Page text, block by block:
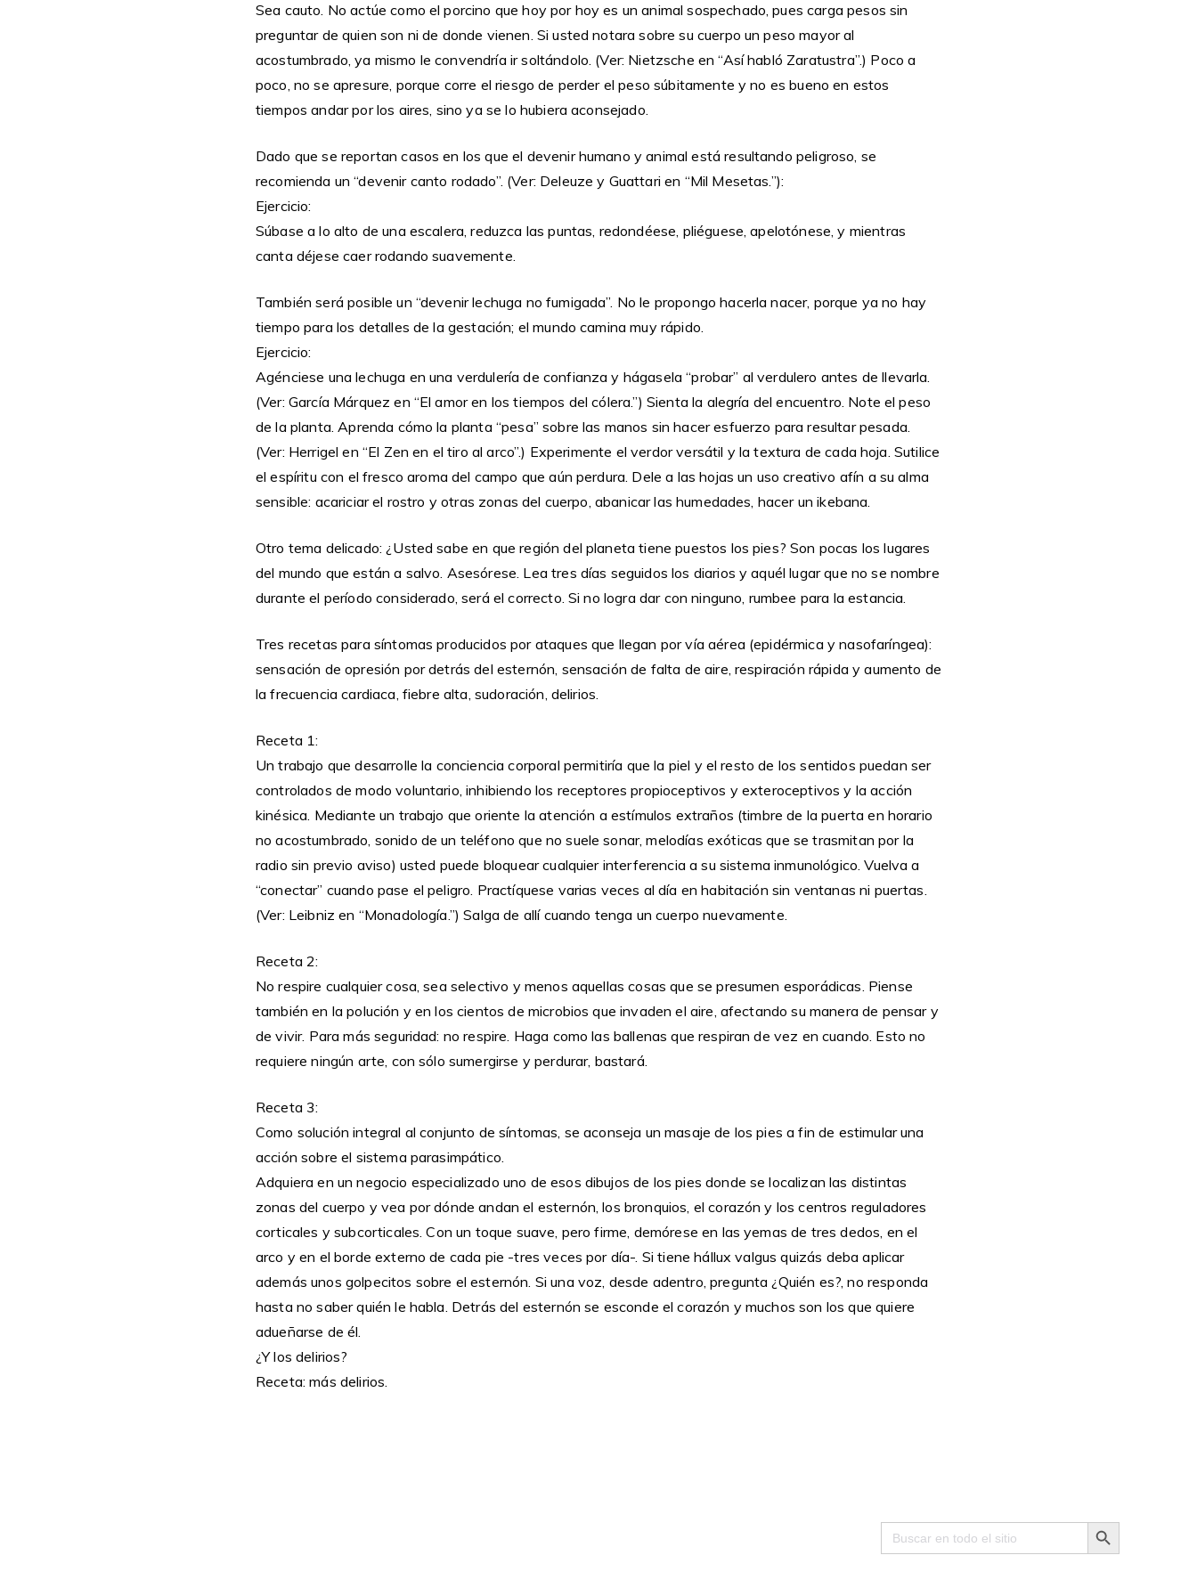
Sea cauto. No actúe como el porcino que hoy por hoy es un animal sospechado, pues carga pesos sin
preguntar de quien son ni de donde vienen. Si usted notara sobre su cuerpo un peso mayor al
acostumbrado, ya mismo le convendría ir soltándolo. (Ver: Nietzsche en “Así habló Zaratustra”.) Poco a
poco, no se apresure, porque corre el riesgo de perder el peso súbitamente y no es bueno en estos
tiempos andar por los aires, sino ya se lo hubiera aconsejado.
Dado que se reportan casos en los que el devenir humano y animal está resultando peligroso, se
recomienda un “devenir canto rodado”. (Ver: Deleuze y Guattari en “Mil Mesetas.”):
Ejercicio:
Súbase a lo alto de una escalera, reduzca las puntas, redondéese, pliéguese, apelotónese, y mientras
canta déjese caer rodando suavemente.
También será posible un “devenir lechuga no fumigada”. No le propongo hacerla nacer, porque ya no hay
tiempo para los detalles de la gestación; el mundo camina muy rápido.
Ejercicio:
Agénciese una lechuga en una verdulería de confianza y hágasela “probar” al verdulero antes de llevarla.
(Ver: García Márquez en “El amor en los tiempos del cólera.”) Sienta la alegría del encuentro. Note el peso
de la planta. Aprenda cómo la planta “pesa” sobre las manos sin hacer esfuerzo para resultar pesada.
(Ver: Herrigel en “El Zen en el tiro al arco”.) Experimente el verdor versátil y la textura de cada hoja. Sutilice
el espíritu con el fresco aroma del campo que aún perdura. Dele a las hojas un uso creativo afín a su alma
sensible: acariciar el rostro y otras zonas del cuerpo, abanicar las humedades, hacer un ikebana.
Otro tema delicado: ¿Usted sabe en que región del planeta tiene puestos los pies? Son pocas los lugares
del mundo que están a salvo. Asesórese. Lea tres días seguidos los diarios y aquél lugar que no se nombre
durante el período considerado, será el correcto. Si no logra dar con ninguno, rumbee para la estancia.
Tres recetas para síntomas producidos por ataques que llegan por vía aérea (epidérmica y nasofaríngea):
sensación de opresión por detrás del esternón, sensación de falta de aire, respiración rápida y aumento de
la frecuencia cardiaca, fiebre alta, sudoración, delirios.
Receta 1:
Un trabajo que desarrolle la conciencia corporal permitiría que la piel y el resto de los sentidos puedan ser
controlados de modo voluntario, inhibiendo los receptores propioceptivos y exteroceptivos y la acción
kinésica. Mediante un trabajo que oriente la atención a estímulos extraños (timbre de la puerta en horario
no acostumbrado, sonido de un teléfono que no suele sonar, melodías exóticas que se trasmitan por la
radio sin previo aviso) usted puede bloquear cualquier interferencia a su sistema inmunológico. Vuelva a
“conectar” cuando pase el peligro. Practíquese varias veces al día en habitación sin ventanas ni puertas.
(Ver: Leibniz en “Monadología.”) Salga de allí cuando tenga un cuerpo nuevamente.
Receta 2:
No respire cualquier cosa, sea selectivo y menos aquellas cosas que se presumen esporádicas. Piense
también en la polución y en los cientos de microbios que invaden el aire, afectando su manera de pensar y
de vivir. Para más seguridad: no respire. Haga como las ballenas que respiran de vez en cuando. Esto no
requiere ningún arte, con sólo sumergirse y perdurar, bastará.
Receta 3:
Como solución integral al conjunto de síntomas, se aconseja un masaje de los pies a fin de estimular una
acción sobre el sistema parasimpático.
Adquiera en un negocio especializado uno de esos dibujos de los pies donde se localizan las distintas
zonas del cuerpo y vea por dónde andan el esternón, los bronquios, el corazón y los centros reguladores
corticales y subcorticales. Con un toque suave, pero firme, demórese en las yemas de tres dedos, en el
arco y en el borde externo de cada pie -tres veces por día-. Si tiene hállux valgus quizás deba aplicar
además unos golpecitos sobre el esternón. Si una voz, desde adentro, pregunta ¿Quién es?, no responda
hasta no saber quién le habla. Detrás del esternón se esconde el corazón y muchos son los que quiere
adueñarse de él.
¿Y los delirios?
Receta: más delirios.
Search
for:
Search Button